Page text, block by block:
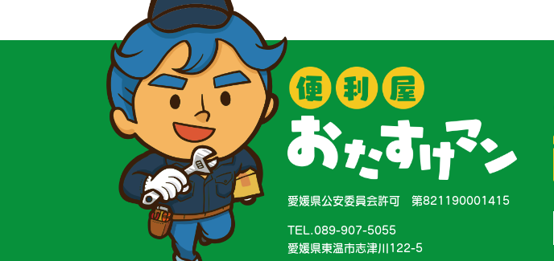
愛媛県公安委員会許可 第821190001415
TEL.089-907-5055
愛媛県東温市志津川122-5